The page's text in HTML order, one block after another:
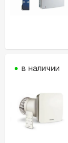
в наличии